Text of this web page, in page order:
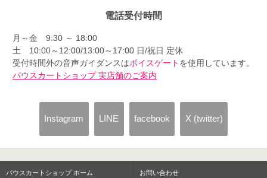
電話受付時間
月～金 9:30 ～ 18:00
土 10:00～12:00/13:00～17:00 日/祝日 定休
受付時間外の音声ガイダンスはボイスゲート を使用しています。
パウスカートショップ 実店舗のご案内
Instagram LINE facebook X (twitter)
パウスカートショップ ホーム お問い合わせ